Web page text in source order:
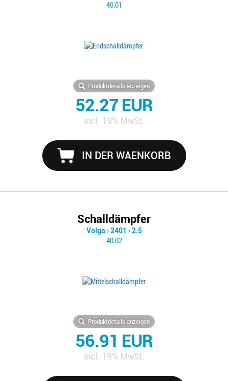
40.01
Produktdetails anzeigen
52.27 EUR
incl. 19% MwSt.
IN DER WAENKORB
Schalldämpfer
Volga ›2401 ›2.5
40.02
Produktdetails anzeigen
56.91 EUR
incl. 19% MwSt.